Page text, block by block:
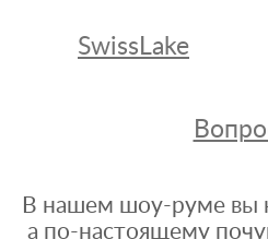
SwissLake
В нашем шоу-руме вы
а по-настоящему